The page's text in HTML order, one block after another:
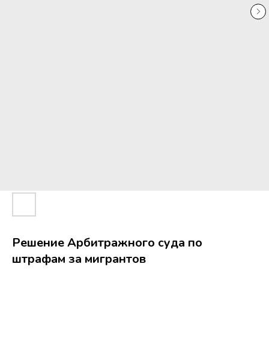
Решение Арбитражного суда по
штрафам за мигрантов